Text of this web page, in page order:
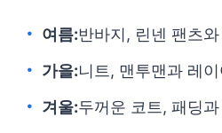
여름:반바지, 린넨 팬츠
가을:니트, 맨투맨과 레
겨울:두꺼운 코트, 패딩